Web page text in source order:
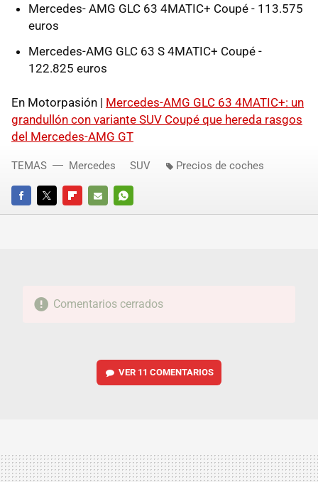
Mercedes- AMG GLC 63 4MATIC+ Coupé - 113.575
euros
Mercedes-AMG GLC 63 S 4MATIC+ Coupé -
122.825 euros
En Motorpasión | Mercedes-AMG GLC 63 4MATIC+: un
grandullón con variante SUV Coupé que hereda rasgos
del Mercedes-AMG GT
FACEBOOKTWITTERFLIPBOARD
E-
WHATSAPP
TEMAS Mercedes SUV Precios de coches
Comentarios cerrados
VER 11 COMENTARIOS